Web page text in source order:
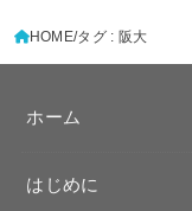
HOME タグ : 阪大
ホーム
はじめに